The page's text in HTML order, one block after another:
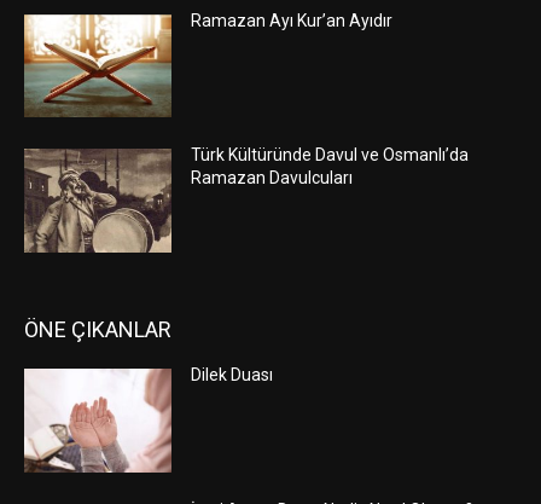
Ramazan Ayı Kur’an Ayıdır
Türk Kültüründe Davul ve Osmanlı’da
Ramazan Davulcuları
ÖNE ÇIKANLAR
Dilek Duası